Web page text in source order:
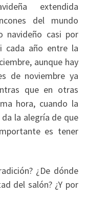
extendida
del mundo
navideño casi por
cada año entre la
aunque hay
de noviembre ya
que en otras
hora, cuando la
la alegría de que
es tener
¿De dónde
del salón? ¿Y por